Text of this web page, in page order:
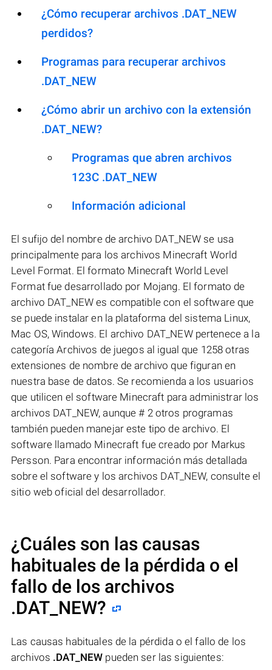
¿Cómo recuperar archivos .DAT_NEW
perdidos?
Programas para recuperar archivos
.DAT_NEW
¿Cómo abrir un archivo con la extensión
.DAT_NEW?
Programas que abren archivos
123C .DAT_NEW
Información adicional
El sufijo del nombre de archivo DAT_NEW se usa
principalmente para los archivos Minecraft World
Level Format. El formato Minecraft World Level
Format fue desarrollado por Mojang. El formato de
archivo DAT_NEW es compatible con el software que
se puede instalar en la plataforma del sistema Linux,
Mac OS, Windows. El archivo DAT_NEW pertenece a la
categoría Archivos de juegos al igual que 1258 otras
extensiones de nombre de archivo que figuran en
nuestra base de datos. Se recomienda a los usuarios
que utilicen el software Minecraft para administrar los
archivos DAT_NEW, aunque # 2 otros programas
también pueden manejar este tipo de archivo. El
software llamado Minecraft fue creado por Markus
Persson. Para encontrar información más detallada
sobre el software y los archivos DAT_NEW, consulte el
sitio web oficial del desarrollador.
¿Cuáles son las causas
habituales de la pérdida o el
fallo de los archivos
.DAT_NEW?
Las causas habituales de la pérdida o el fallo de los
archivos .DAT_NEW pueden ser las siguientes: